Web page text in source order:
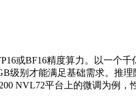
或BF16精度算力。以一个千
级别才能满足基础需求。推理
NVL72平台上的微调为例，